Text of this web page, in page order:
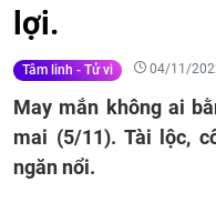
lợi.
Tâm linh - Tử vi 04/11/
May mắn không ai
mai (5/11). Tài lộc,
ngăn nổi.